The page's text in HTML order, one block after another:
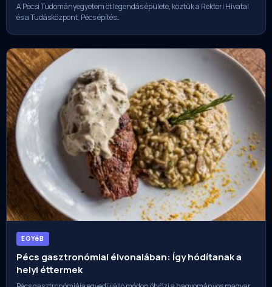
A Pécsi Tudományegyetem öt legendás épülete, köztük a Rektori Hivatal
és a Tudásközpont, Pécs építés…
EGYéB
Pécs gasztronómiai élvonalában: Így hódítanak a
helyi éttermek